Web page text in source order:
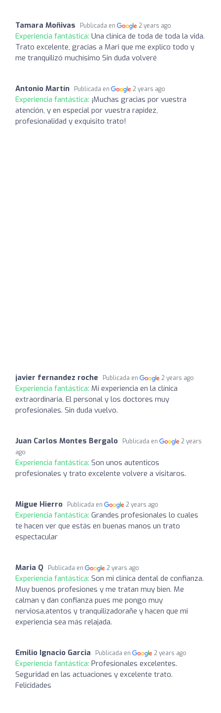
Tamara Moñivas Publicada en 2 years ago
Experiencia fantástica: Una clínica de toda de toda la vida.
Trato excelente, gracias a Mari que me explico todo y
me tranquilizó muchísimo Sin duda volveré
Antonio Martín Publicada en 2 years ago
Experiencia fantástica: ¡Muchas gracias por vuestra
atención, y en especial por vuestra rapidez,
profesionalidad y exquisito trato!
javier fernandez roche Publicada en 2 years ago
Experiencia fantástica: Mi experiencia en la clínica
extraordinaria. El personal y los doctores muy
profesionales. Sin duda vuelvo.
Juan Carlos Montes Bergalo Publicada en
2 years
ago
Experiencia fantástica: Son unos autenticos
profesionales y trato excelente volvere a visitaros.
Migue Hierro Publicada en 2 years ago
Experiencia fantástica: Grandes profesionales lo cuales
te hacen ver que estás en buenas manos un trato
espectacular
Maria Q Publicada en 2 years ago
Experiencia fantástica: Son mi clínica dental de confianza.
Muy buenos profesiones y me tratan muy bien. Me
calman y dan confianza pues me pongo muy
nerviosa,atentos y tranquilizadorañe y hacen que mi
experiencia sea más relajada.
Emilio Ignacio Garcia Publicada en 2 years ago
Experiencia fantástica: Profesionales excelentes.
Seguridad en las actuaciones y excelente trato.
Felicidades